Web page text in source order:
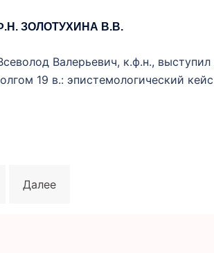
ЗОЛОТУХИНА В.В.
Валерьевич, к.ф.н.,
19 в.: эпистемологический
Далее